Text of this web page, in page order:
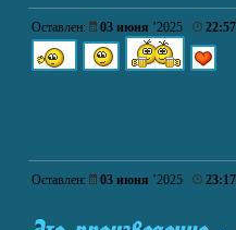
Оставлен: 03 июня ’2025 22:57
Оставлен: 03 июня ’2025 23:17